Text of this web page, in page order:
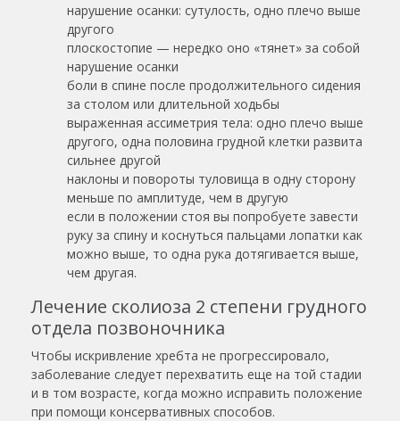
нарушение осанки: сутулость, одно плечо выше
другого
плоскостопие — нередко оно «тянет» за собой
нарушение осанки
боли в спине после продолжительного сидения
за столом или длительной ходьбы
выраженная ассиметрия тела: одно плечо выше
другого, одна половина грудной клетки развита
сильнее другой
наклоны и повороты туловища в одну сторону
меньше по амплитуде, чем в другую
если в положении стоя вы попробуете завести
руку за спину и коснуться пальцами лопатки как
можно выше, то одна рука дотягивается выше,
чем другая.
Лечение сколиоза 2 степени грудного
отдела позвоночника
Чтобы искривление хребта не прогрессировало,
заболевание следует перехватить еще на той стадии
и в том возрасте, когда можно исправить положение
при помощи консервативных способов.